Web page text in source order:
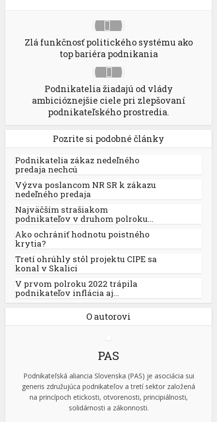
Zlá funkčnosť politického systému ako
top bariéra podnikania
Podnikatelia žiadajú od vlády
ambicióznejšie ciele pri zlepšovaní
podnikateľského prostredia.
Pozrite si podobné články
Podnikatelia zákaz nedeľného
predaja nechcú
Výzva poslancom NR SR k zákazu
nedeľného predaja
Najväčším strašiakom
podnikateľov v druhom polroku...
Ako ochrániť hodnotu poistného
krytia?
Tretí ohrúhly stôl projektu CIPE sa
konal v Skalici
V prvom polroku 2022 trápila
podnikateľov inflácia aj...
O autorovi
PAS
Podnikateľská aliancia Slovenska (PAS) je asociácia sui
generis združujúca podnikateľov a tretí sektor založená
na princípoch etickosti, otvorenosti, principiálnosti,
solidárnosti a zákonnosti.